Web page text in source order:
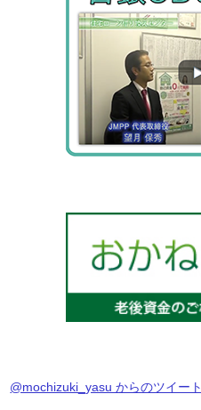
@mochizuki_yasu からのツイート